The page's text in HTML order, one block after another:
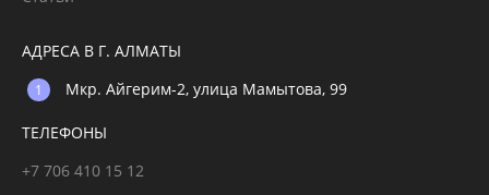
АДРЕСА В Г. АЛМАТЫ
Мкр. Айгерим-2, улица Мамытова, 99
ТЕЛЕФОНЫ
+7 706 410 15 12